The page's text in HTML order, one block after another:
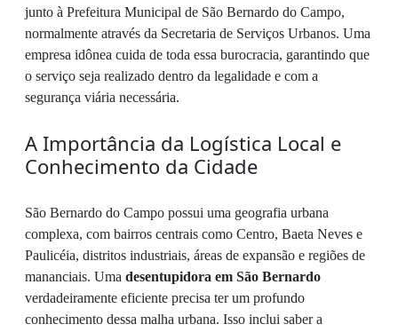
junto à Prefeitura Municipal de São Bernardo do Campo,
normalmente através da Secretaria de Serviços Urbanos. Uma
empresa idônea cuida de toda essa burocracia, garantindo que
o serviço seja realizado dentro da legalidade e com a
segurança viária necessária.
A Importância da Logística Local e
Conhecimento da Cidade
São Bernardo do Campo possui uma geografia urbana
complexa, com bairros centrais como Centro, Baeta Neves e
Paulicéia, distritos industriais, áreas de expansão e regiões de
mananciais. Uma desentupidora em São Bernardo
verdadeiramente eficiente precisa ter um profundo
conhecimento dessa malha urbana. Isso inclui saber a